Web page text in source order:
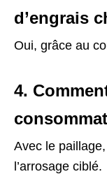
d’engrais
Oui, grâce au
4.
Avec le
l’arrosage ciblé.